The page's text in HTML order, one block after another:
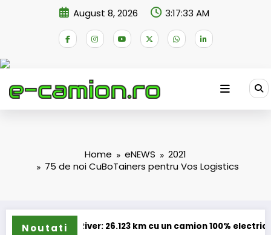
August 8, 2026 3:17:33 AM
Home eNEWS
2021
75 de noi CuBoTainers pentru Vos Logistics
Noutati
River: 26.123 km cu un camion 100% electric în transport